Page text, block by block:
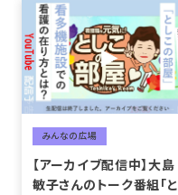
みんなの広場
【アーカイブ配信中】大島
敏子さんのトーク番組「と